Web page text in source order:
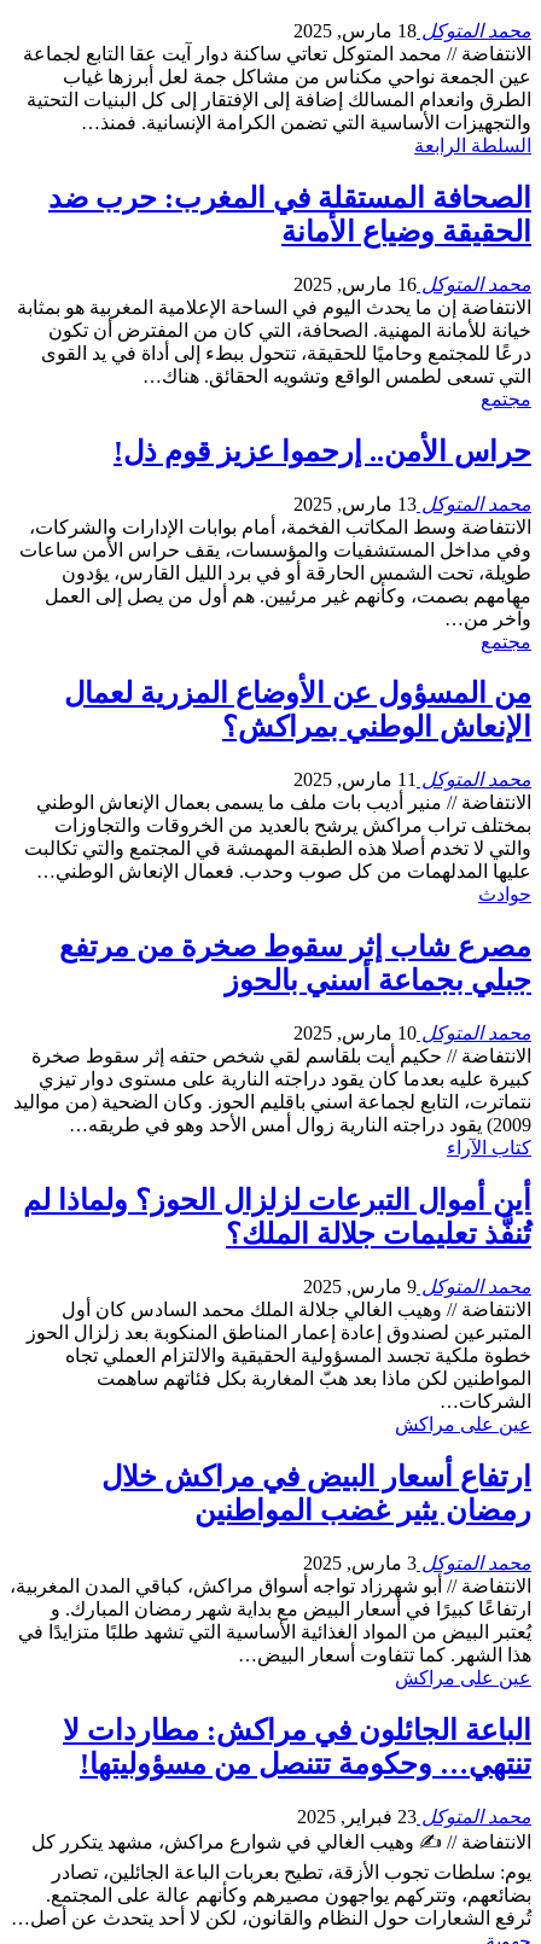
محمد المتوكل 18 مارس, 2025
الانتفاضة // محمد المتوكل تعاتي ساكنة دوار آيت عقا التابع لجماعة
عين الجمعة نواحي مكناس من مشاكل جمة لعل أبرزها غياب
الطرق وانعدام المسالك إضافة إلى الإفتقار إلى كل البنيات التحتية
والتجهيزات الأساسية التي تضمن الكرامة الإنسانية. فمنذ…
السلطة الرابعة
الصحافة المستقلة في المغرب: حرب ضد
الحقيقة وضياع الأمانة
محمد المتوكل 16 مارس, 2025
الانتفاضة إن ما يحدث اليوم في الساحة الإعلامية المغربية هو بمثابة
خيانة للأمانة المهنية. الصحافة، التي كان من المفترض أن تكون
درعًا للمجتمع وحاميًا للحقيقة، تتحول ببطء إلى أداة في يد القوى
التي تسعى لطمس الواقع وتشويه الحقائق. هناك…
مجتمع
حراس الأمن.. إرحموا عزيز قوم ذل!
محمد المتوكل 13 مارس, 2025
الانتفاضة وسط المكاتب الفخمة، أمام بوابات الإدارات والشركات،
وفي مداخل المستشفيات والمؤسسات، يقف حراس الأمن ساعات
طويلة، تحت الشمس الحارقة أو في برد الليل القارس، يؤدون
مهامهم بصمت، وكأنهم غير مرئيين. هم أول من يصل إلى العمل
وآخر من…
مجتمع
من المسؤول عن الأوضاع المزرية لعمال
الإنعاش الوطني بمراكش؟
محمد المتوكل 11 مارس, 2025
الانتفاضة // منير أديب بات ملف ما يسمى بعمال الإنعاش الوطني
بمختلف تراب مراكش يرشح بالعديد من الخروقات والتجاوزات
والتي لا تخدم أصلا هذه الطبقة المهمشة في المجتمع والتي تكالبت
عليها المدلهمات من كل صوب وحدب. فعمال الإنعاش الوطني…
حوادث
مصرع شاب إثر سقوط صخرة من مرتفع
جبلي بجماعة أسني بالحوز
محمد المتوكل 10 مارس, 2025
الانتفاضة // حكيم أيت بلقاسم لقي شخص حتفه إثر سقوط صخرة
كبيرة عليه بعدما كان يقود دراجته النارية على مستوى دوار تيزي
نتماترت، التابع لجماعة اسني باقليم الحوز. وكان الضحية (من مواليد
2009) يقود دراجته النارية زوال أمس الأحد وهو في طريقه…
كتاب الآراء
أين أموال التبرعات لزلزال الحوز؟ ولماذا لم
تُنفَّذ تعليمات جلالة الملك؟
محمد المتوكل 9 مارس, 2025
الانتفاضة // وهيب الغالي جلالة الملك محمد السادس كان أول
المتبرعين لصندوق إعادة إعمار المناطق المنكوبة بعد زلزال الحوز
خطوة ملكية تجسد المسؤولية الحقيقية والالتزام العملي تجاه
المواطنين لكن ماذا بعد هبّ المغاربة بكل فئاتهم ساهمت
الشركات…
عين على مراكش
ارتفاع أسعار البيض في مراكش خلال
رمضان يثير غضب المواطنين
محمد المتوكل 3 مارس, 2025
الانتفاضة // أبو شهرزاد تواجه أسواق مراكش، كباقي المدن المغربية،
ارتفاعًا كبيرًا في أسعار البيض مع بداية شهر رمضان المبارك. و
يُعتبر البيض من المواد الغذائية الأساسية التي تشهد طلبًا متزايدًا في
هذا الشهر. كما تتفاوت أسعار البيض…
عين على مراكش
الباعة الجائلون في مراكش: مطاردات لا
تنتهي… وحكومة تتنصل من مسؤوليتها!
محمد المتوكل 23 فبراير, 2025
الانتفاضة // ✍️ وهيب الغالي في شوارع مراكش، مشهد يتكرر كل
يوم: سلطات تجوب الأزقة، تطيح بعربات الباعة الجائلين، تصادر
بضائعهم، وتتركهم يواجهون مصيرهم وكأنهم عالة على المجتمع.
تُرفع الشعارات حول النظام والقانون، لكن لا أحد يتحدث عن أصل…